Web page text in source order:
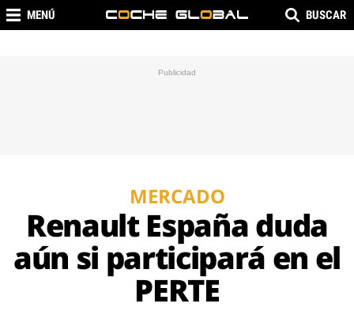
MENÚ BUSCAR
MERCADO
Renault España duda
aún si participará en el
PERTE